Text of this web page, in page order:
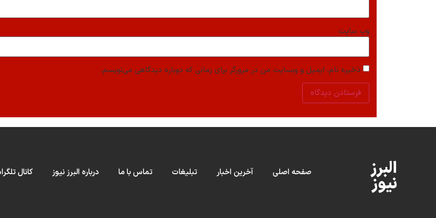
وب‌ سایت
ذخیره نام، ایمیل و وبسایت من در مرورگر برای زمانی که دوباره دیدگاهی می‌نویسم.
البرز
نیوز
صفحه اصلی آخرین اخبار تبلیغات تماس با ما درباره البرز نیوز کانال